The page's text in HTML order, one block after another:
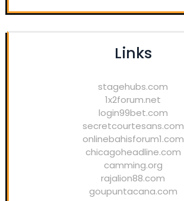
Links
stagehubs.com
1x2forum.net
login99bet.com
secretcourtesans.com
onlinebahisforum1.com
chicagoheadline.com
camming.org
rajalion88.com
goupuntacana.com